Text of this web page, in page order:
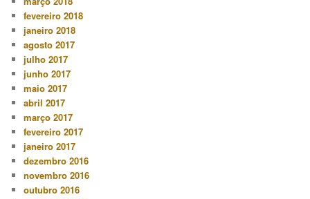
fevereiro 2018
janeiro 2018
agosto 2017
julho 2017
junho 2017
maio 2017
abril 2017
março 2017
fevereiro 2017
janeiro 2017
dezembro 2016
novembro 2016
outubro 2016